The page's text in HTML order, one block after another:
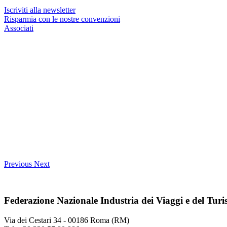
Iscriviti alla newsletter
Risparmia con le nostre convenzioni
Associati
Previous Next
Federazione Nazionale Industria dei Viaggi e del
Via dei Cestari 34 - 00186 Roma (RM)